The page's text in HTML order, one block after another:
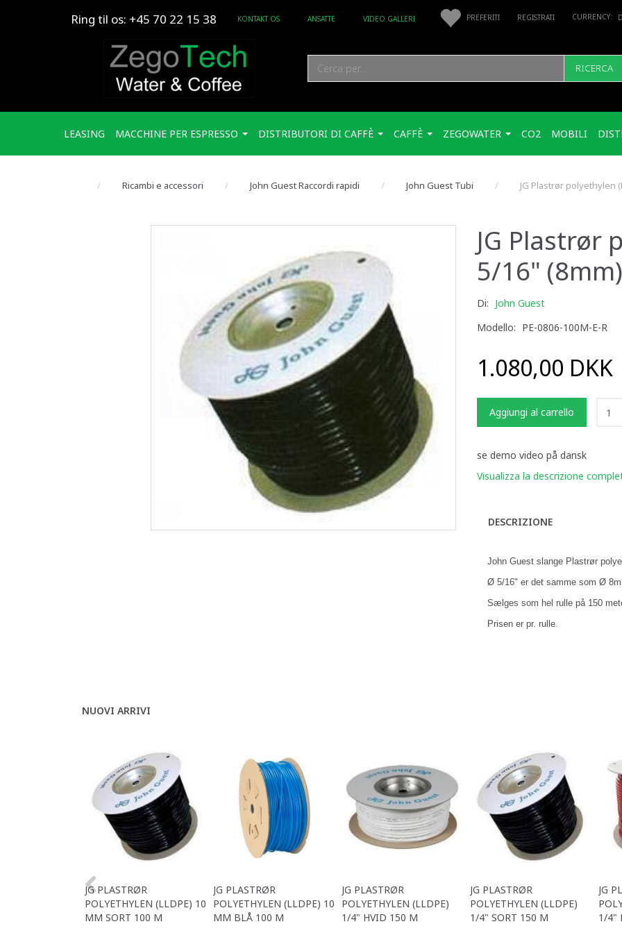
PREFERITI REGISTRATI
Ring til os: +45 70 22 15 38 KONTAKT OS ANSATTE VIDEO GALLERI
RICERCA
LEASING MACCHINE PER ESPRESSO DISTRIBUTORI DI CAFFÈ CAFFÈ ZEGOWATER CO2 MOBILI
Ricambi e accessori John Guest Raccordi rapidi John Guest Tubi JG Plastrør polyethylen
JG Plastrør
5/16"
Di: John Guest
Modello: PE-0806-100M-E-R
1.080,00 DKK
Aggiungi al carrello
se demo video på dansk
Visualizza la descrizione
DESCRIZIONE
John Guest slange Plastrør
Ø 5/16" er det samme som Ø
Sælges som hel rulle på 150
Prisen er pr. rulle.
NUOVI ARRIVI
JG PLASTRØR
POLYETHYLEN (LLDPE) 10
MM SORT 100 M
JG PLASTRØR
POLYETHYLEN (LLDPE) 10
MM BLÅ 100 M
JG PLASTRØR
POLYETHYLEN (LLDPE)
1/4" HVID 150 M
JG PLASTRØR
POLYETHYLEN (LLDPE)
1/4" SORT 150 M
JG
1/4"